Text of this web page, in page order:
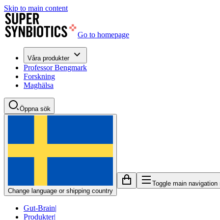
Skip to main content
Go to homepage
Våra produkter
Professor Bengmark
Forskning
Maghälsa
Öppna sök
Change language or shipping country
Toggle main navigation
Gut-Brain|
Produkter|